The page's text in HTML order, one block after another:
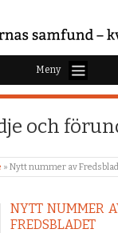
Meny
och
» Nytt nummer av
NYTT NUMMER
FREDSBLADET